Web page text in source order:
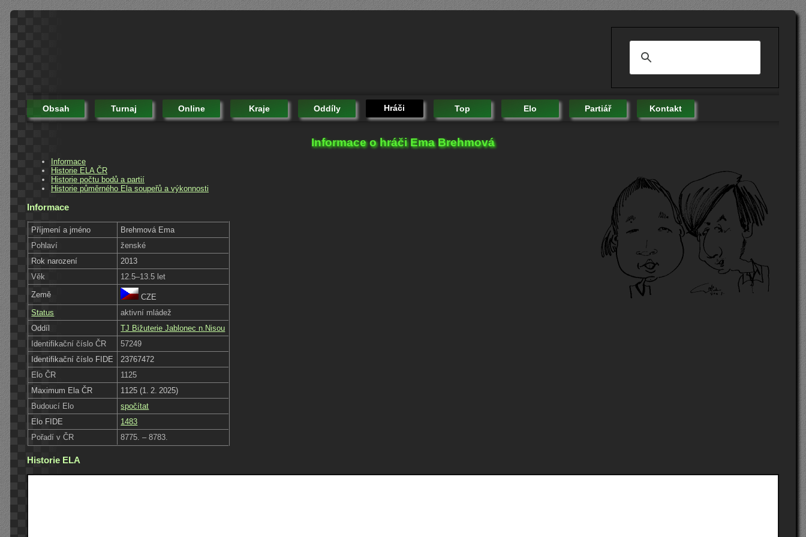
Obsah Turnaj Online Kraje Oddíly Hráči Top Elo Partiář Kontakt
Informace o hráči Ema Brehmová
Informace
Historie ELA ČR
Historie počtu bodů a partií
Historie půměrného Ela soupeřů a výkonnosti
Informace
Příjmení a jméno
Brehmová Ema
Pohlaví
ženské
Rok narození
2013
Věk
12.5–13.5 let
Země
CZE
Status
aktivní mládež
Oddíl
TJ Bižuterie Jablonec n.Nisou
Identifikační číslo ČR
57249
Identifikační číslo FIDE
23767472
Elo ČR
1125
Maximum Ela ČR
1125 (1. 2. 2025)
Budoucí Elo
spočítat
Elo FIDE
1483
Pořadí v ČR
8775. – 8783.
Historie ELA